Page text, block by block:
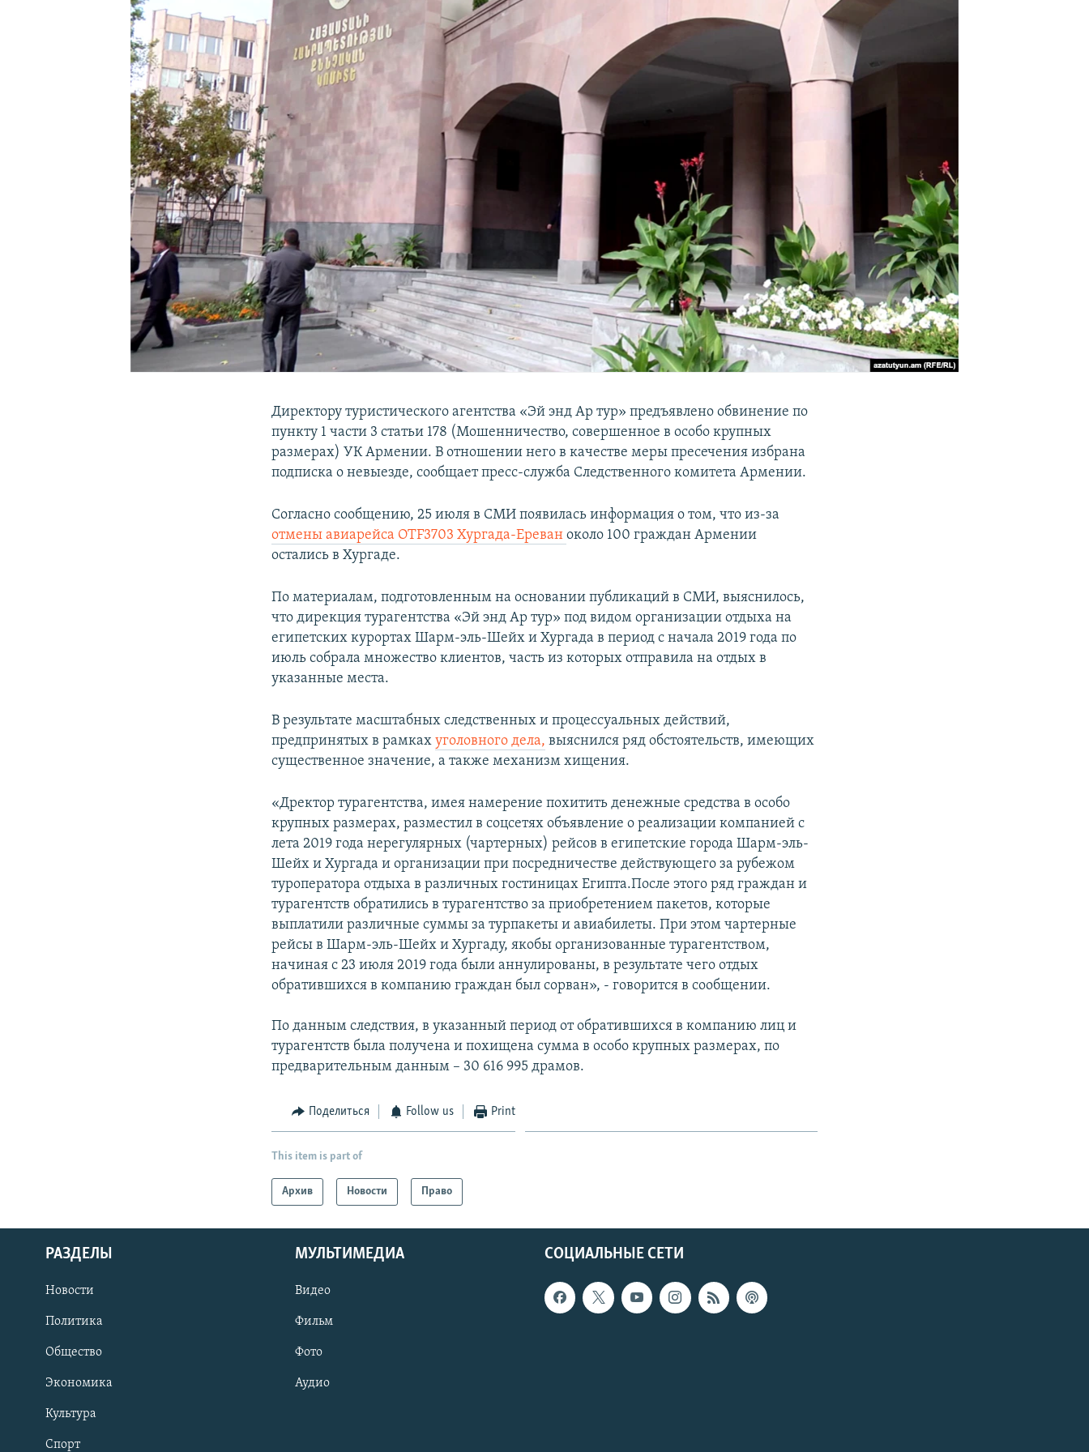
Директору туристического агентства «Эй энд Ар тур» предъявлено обвинение по
пункту 1 части 3 статьи 178 (Мошенничество, совершенное в особо крупных
размерах) УК Армении. В отношении него в качестве меры пресечения избрана
подписка о невыезде, сообщает пресс-служба Следственного комитета Армении.
Согласно сообщению, 25 июля в СМИ появилась информация о том, что из-за
отмены авиарейса OTF3703 Хургада-Ереваноколо 100 граждан Армении
остались в Хургаде.
По материалам, подготовленным на основании публикаций в СМИ, выяснилось,
что дирекция турагентства «Эй энд Ар тур» под видом организации отдыха на
египетских курортах Шарм-эль-Шейх и Хургада в период с начала 2019 года по
июль собрала множество клиентов, часть из которых отправила на отдых в
указанные места.
В результате масштабных следственных и процессуальных действий,
предпринятых в рамкахуголовного дела, выяснился ряд обстоятельств, имеющих
существенное значение, а также механизм хищения.
«Дректор турагентства, имея намерение похитить денежные средства в особо
крупных размерах, разместил в соцсетях объявление о реализации компанией с
лета 2019 года нерегулярных (чартерных) рейсов в египетские города Шарм-эль-
Шейх и Хургада и организации при посредничестве действующего за рубежом
туроператора отдыха в различных гостиницах Египта.После этого ряд граждан и
турагентств обратились в турагентство за приобретением пакетов, которые
выплатили различные суммы за турпакеты и авиабилеты. При этом чартерные
рейсы в Шарм-эль-Шейх и Хургаду, якобы организованные турагентством,
начиная с 23 июля 2019 года были аннулированы, в результате чего отдых
обратившихся в компанию граждан был сорван», - говорится в сообщении.
По данным следствия, в указанный период от обратившихся в компанию лиц и
турагентств была получена и похищена сумма в особо крупных размерах, по
предварительным данным – 30 616 995 драмов.
Поделиться Follow us Print
This item is part of
Архив Новости Право
СОЦИАЛЬНЫЕ СЕТИ
РАЗДЕЛЫ
Новости
Политика
Общество
Экономика
Культура
Спорт
МУЛЬТИМЕДИА
Видео
Фильм
Фото
Аудио